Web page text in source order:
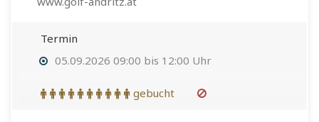
Termin
05.09.2026 09:00 bis 12:00 Uhr
gebucht